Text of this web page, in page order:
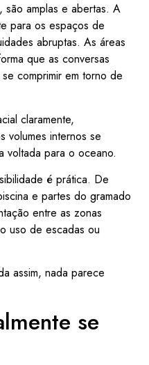
são amplas e abertas. A
para os espaços de
abruptas. As áreas
que as conversas
comprimir em torno de
claramente,
volumes internos se
voltada para o oceano.
é prática. De
e partes do gramado
entre as zonas
uso de escadas ou
assim, nada parece
se